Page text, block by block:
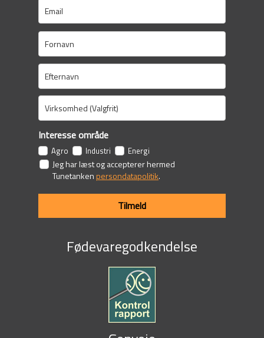
Interesse område
Agro Industri Energi
Jeg har læst og accepterer hermed
Tunetankenpersondatapolitik.
Tilmeld
Fødevaregodkendelse